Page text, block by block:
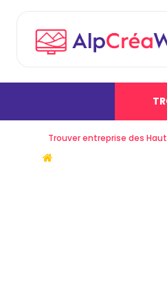
Trouver entreprise des